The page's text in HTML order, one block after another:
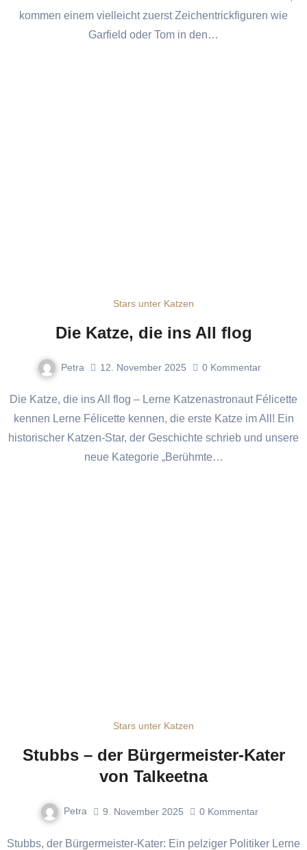
kommen einem vielleicht zuerst Zeichentrickfiguren wie
Garfield oder Tom in den…
Stars unter Katzen
Die Katze, die ins All flog
Petra 12. November 2025 0 Kommentar
Die Katze, die ins All flog – Lerne Katzenastronaut Félicette
kennen Lerne Félicette kennen, die erste Katze im All! Ein
historischer Katzen-Star, der Geschichte schrieb und unsere
neue Kategorie „Berühmte…
Stars unter Katzen
Stubbs – der Bürgermeister-Kater
von Talkeetna
Petra 9. November 2025 0 Kommentar
Stubbs, der Bürgermeister-Kater: Ein pelziger Politiker Lerne